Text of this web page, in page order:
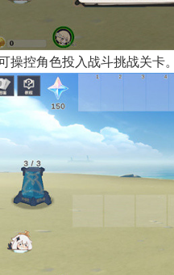
操控角色投入战斗挑战关卡